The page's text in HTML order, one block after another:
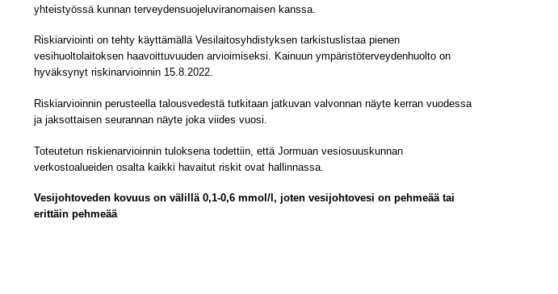
yhteistyössä kunnan terveydensuojeluviranomaisen kanssa.
Riskiarviointi on tehty käyttämällä Vesilaitosyhdistyksen tarkistuslistaa pienen
vesihuoltolaitoksen haavoittuvuuden arvioimiseksi. Kainuun ympäristöterveydenhuolto on
hyväksynyt riskinarvioinnin 15.8.2022.
Riskiarvioinnin perusteella talousvedestä tutkitaan jatkuvan valvonnan näyte kerran vuodessa
ja jaksottaisen seurannan näyte joka viides vuosi.
Toteutetun riskienarvioinnin tuloksena todettiin, että Jormuan vesiosuuskunnan
verkostoalueiden osalta kaikki havaitut riskit ovat hallinnassa.
Vesijohtoveden kovuus on välillä 0,1-0,6 mmol/l, joten vesijohtovesi on pehmeää tai
erittäin pehmeää